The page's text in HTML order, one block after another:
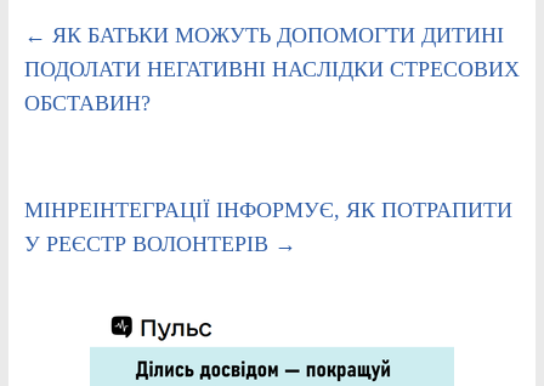
← ЯК БАТЬКИ МОЖУТЬ ДОПОМОГТИ ДИТИНІ
ПОДОЛАТИ НЕГАТИВНІ НАСЛІДКИ СТРЕСОВИХ
ОБСТАВИН?
МІНРЕІНТЕГРАЦІЇ ІНФОРМУЄ, ЯК ПОТРАПИТИ
У РЕЄСТР ВОЛОНТЕРІВ →